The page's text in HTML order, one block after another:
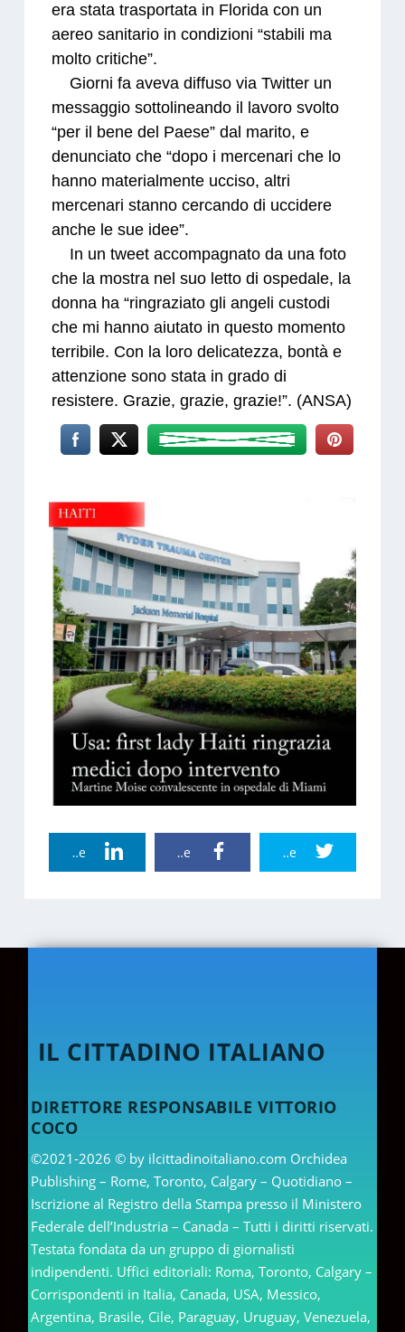
era stata trasportata in Florida con un
aereo sanitario in condizioni “stabili ma
molto critiche”.
Giorni fa aveva diffuso via Twitter un
messaggio sottolineando il lavoro svolto
“per il bene del Paese” dal marito, e
denunciato che “dopo i mercenari che lo
hanno materialmente ucciso, altri
mercenari stanno cercando di uccidere
anche le sue idee”.
In un tweet accompagnato da una foto
che la mostra nel suo letto di ospedale, la
donna ha “ringraziato gli angeli custodi
che mi hanno aiutato in questo momento
terribile. Con la loro delicatezza, bontà e
attenzione sono stata in grado di
resistere. Grazie, grazie, grazie!”. (ANSA)
Twitter Share
Facebook Share
Linkedin Share
IL CITTADINO ITALIANO
DIRETTORE RESPONSABILE VITTORIO
COCO
©2021-2026 © by ilcittadinoitaliano.com Orchidea
Publishing – Rome, Toronto, Calgary – Quotidiano –
Iscrizione al Registro della Stampa presso il Ministero
Federale dell’Industria – Canada – Tutti i diritti riservati.
Testata fondata da un gruppo di giornalisti
indipendenti. Uffici editoriali: Roma, Toronto, Calgary –
Corrispondenti in Italia, Canada, USA, Messico,
Argentina, Brasile, Cile, Paraguay, Uruguay, Venezuela,